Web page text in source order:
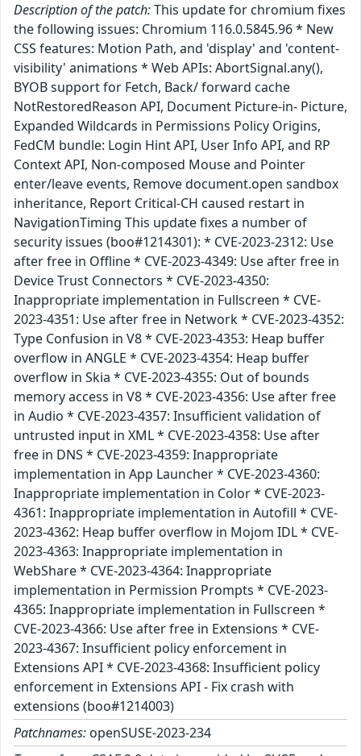
Description of the patch:This update for chromium fixes
the following issues: Chromium 116.0.5845.96 * New
CSS features: Motion Path, and 'display' and 'content-
visibility' animations * Web APIs: AbortSignal.any(),
BYOB support for Fetch, Back/ forward cache
NotRestoredReason API, Document Picture-in- Picture,
Expanded Wildcards in Permissions Policy Origins,
FedCM bundle: Login Hint API, User Info API, and RP
Context API, Non-composed Mouse and Pointer
enter/leave events, Remove document.open sandbox
inheritance, Report Critical-CH caused restart in
NavigationTiming This update fixes a number of
security issues (boo#1214301): * CVE-2023-2312: Use
after free in Offline * CVE-2023-4349: Use after free in
Device Trust Connectors * CVE-2023-4350:
Inappropriate implementation in Fullscreen * CVE-
2023-4351: Use after free in Network * CVE-2023-4352:
Type Confusion in V8 * CVE-2023-4353: Heap buffer
overflow in ANGLE * CVE-2023-4354: Heap buffer
overflow in Skia * CVE-2023-4355: Out of bounds
memory access in V8 * CVE-2023-4356: Use after free
in Audio * CVE-2023-4357: Insufficient validation of
untrusted input in XML * CVE-2023-4358: Use after
free in DNS * CVE-2023-4359: Inappropriate
implementation in App Launcher * CVE-2023-4360:
Inappropriate implementation in Color * CVE-2023-
4361: Inappropriate implementation in Autofill * CVE-
2023-4362: Heap buffer overflow in Mojom IDL * CVE-
2023-4363: Inappropriate implementation in
WebShare * CVE-2023-4364: Inappropriate
implementation in Permission Prompts * CVE-2023-
4365: Inappropriate implementation in Fullscreen *
CVE-2023-4366: Use after free in Extensions * CVE-
2023-4367: Insufficient policy enforcement in
Extensions API * CVE-2023-4368: Insufficient policy
enforcement in Extensions API - Fix crash with
extensions (boo#1214003)
Patchnames: openSUSE-2023-234